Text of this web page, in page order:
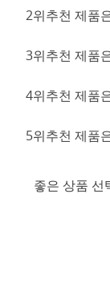
2위추천 제품
3위추천 제품
4위추천 제품
5위추천 제품
좋은 상품 선